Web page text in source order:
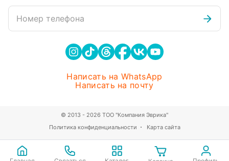
Номер телефона
Написать на WhatsApp
Написать на почту
Политика конфиденциальности Карта сайта
© 2013 - 2026 ТОО "Компания Эврика"